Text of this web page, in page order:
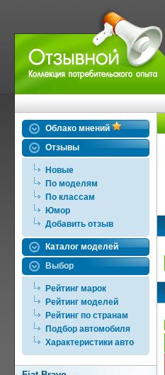
Облако мнений
Отзывы
Новые
По моделям
По классам
Юмор
Добавить отзыв
Каталог моделей
Выбор
Рейтинг марок
Рейтинг моделей
Рейтинг по странам
Подбор автомобиля
Характеристики авто